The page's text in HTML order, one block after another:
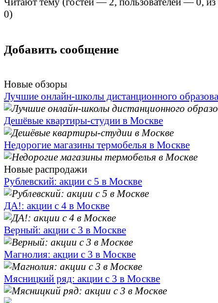
0)
Добавить сообщение
Новые обзоры
Лучшие онлайн-школы дистанционного
Дешёвые квартиры-студии в Москве
Недорогие магазины термобелья в Москве
Новые распродажи
Рублевский: акции с 5 в Москве
ДА!: акции с 4 в Москве
Верный: акции с 3 в Москве
Магнолия: акции с 3 в Москве
Мясницкий ряд: акции с 3 в Москве